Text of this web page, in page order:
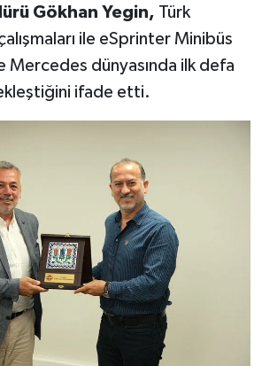
Gökhan Yegin, Türk
ile eSprinter Minibüs
Mercedes dünyasında ilk defa
ifade etti.